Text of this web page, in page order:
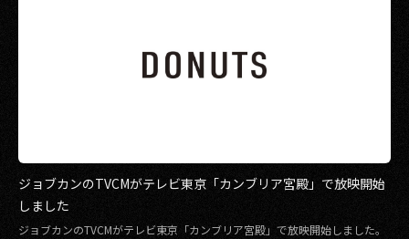
ジョブカンのTVCMがテレビ東京「カンブリア宮殿」で放映開始
しました
ジョブカンのTVCMがテレビ東京「カンブリア宮殿」で放映開始しました。